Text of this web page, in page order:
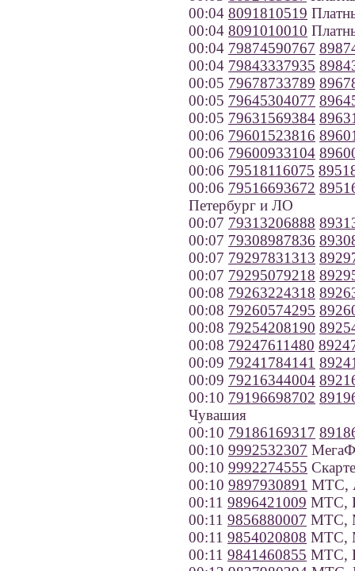
00:04 8091810519
00:04 8091010010
00:04 79874590767
00:04 79843337935
00:05 79678733789
00:05 79645304077
00:05 79631569384
00:06 79601523816
00:06 79600933104
00:06 79518116075
00:06 79516693672
Петербург и ЛО
00:07 79313206888
00:07 79308987836
00:07 79297831313
00:07 79295079218
00:08 79263224318
00:08 79260574295
00:08 79254208190
00:08 79247611480
00:09 79241784141
00:09 79216344004
00:10 79196698702
Чувашия
00:10 79186169317
00:10 9992532307
00:10 9992274555
00:10 9897930891 МТС,
00:11 9896421009 МТС,
00:11 9856880007 МТС,
00:11 9854020808 МТС,
00:11 9841460855 МТС,